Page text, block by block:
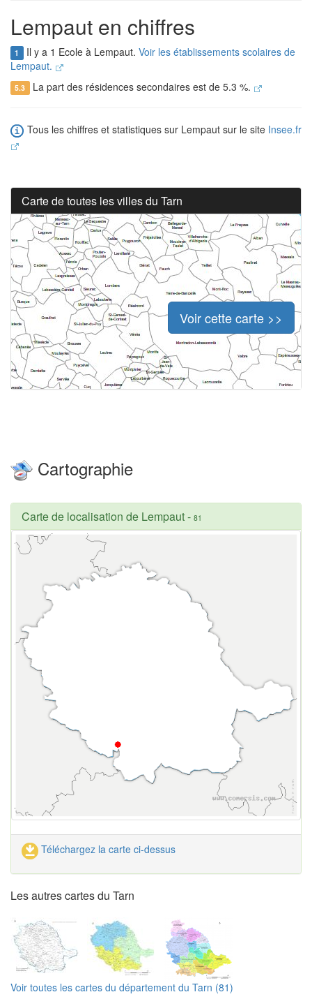
Lempaut en chiffres
1 Il y a 1 Ecole à Lempaut. Voir les établissements scolaires de
Lempaut.
5.3 La part des résidences secondaires est de 5.3 %.
Tous les chiffres et statistiques sur Lempaut sur le site Insee.fr
Carte de toutes les villes du Tarn
Voir cette carte >>
Cartographie
Carte de localisation de Lempaut- 81
Téléchargez la carte ci-dessus
Les autres cartes du Tarn
Voir toutes les cartes du département du Tarn (81)